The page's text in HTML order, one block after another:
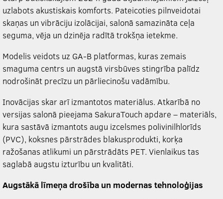
uzlabots akustiskais komforts. Pateicoties pilnveidotai
skaņas un vibrāciju izolācijai, salonā samazināta ceļa
seguma, vēja un dzinēja radītā trokšņa ietekme.
Modelis veidots uz GA-B platformas, kuras zemais
smaguma centrs un augstā virsbūves stingrība palīdz
nodrošināt precīzu un pārliecinošu vadāmību.
Inovācijas skar arī izmantotos materiālus. Atkarībā no
versijas salonā pieejama SakuraTouch apdare – materiāls,
kura sastāvā izmantots augu izcelsmes polivinilhlorīds
(PVC), koksnes pārstrādes blakusprodukti, korķa
ražošanas atlikumi un pārstrādāts PET. Vienlaikus tas
saglabā augstu izturību un kvalitāti.
Augstākā līmeņa drošība un modernas tehnoloģijas